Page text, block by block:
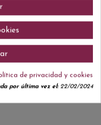
este momento.
de privacidad y cookies
por última vez el:22/02/2024